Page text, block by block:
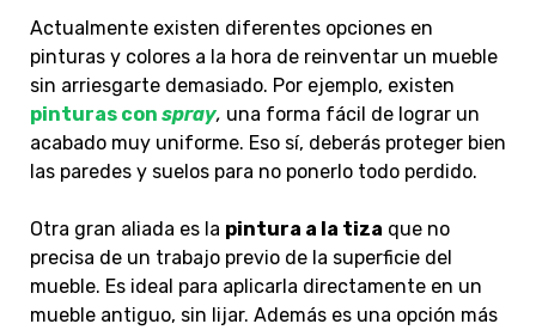
Actualmente existen diferentes opciones en
pinturas y colores a la hora de reinventar un mueble
sin arriesgarte demasiado. Por ejemplo, existen
pinturas con spray, una forma fácil de lograr un
acabado muy uniforme. Eso sí, deberás proteger bien
las paredes y suelos para no ponerlo todo perdido.
Otra gran aliada es la pintura a la tiza que no
precisa de un trabajo previo de la superficie del
mueble. Es ideal para aplicarla directamente en un
mueble antiguo, sin lijar. Además es una opción más